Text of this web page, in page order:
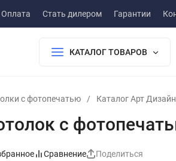
Стать дилером Гарантии
КАТАЛОГ ТОВАРОВ
с фотопечатью / Каталог Арт Дизайн
с
Сравнение Поделиться